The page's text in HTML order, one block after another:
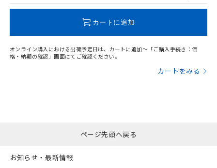
カートに追加
オンライン購入における出荷予定日は、カートに追加～「ご購入手続き：価
格・納期の確認」画面にてご確認ください。
カートをみる
ページ先頭へ戻る
お知らせ・最新情報